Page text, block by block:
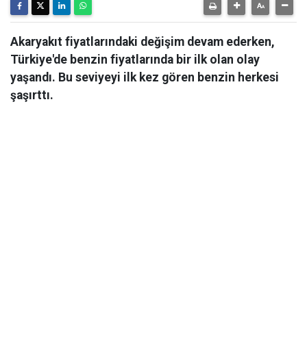
Akaryakıt fiyatlarındaki değişim devam ederken,
Türkiye'de benzin fiyatlarında bir ilk olan olay
yaşandı. Bu seviyeyi ilk kez gören benzin herkesi
şaşırttı.